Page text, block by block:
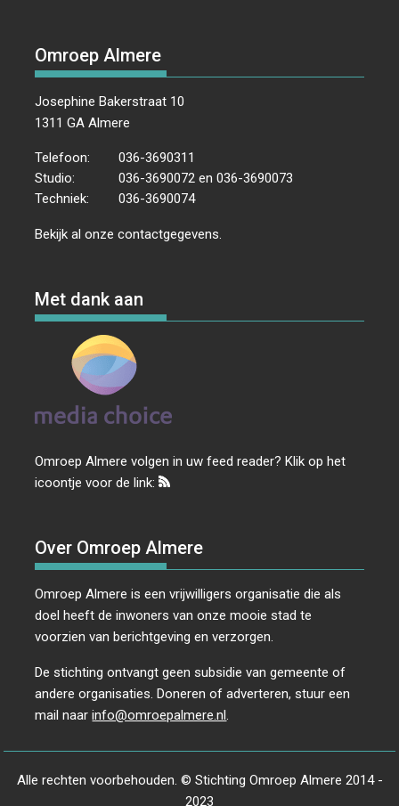
Omroep Almere
Josephine Bakerstraat 10
1311 GA Almere
Telefoon:
036-3690311
Studio:
036-3690072 en 036-3690073
Techniek:
036-3690074
Bekijk al onzecontactgegevens
Met dank aan
Omroep Almere volgen in uw feed reader? Klik op het
icoontje voor de link:
Over Omroep Almere
Omroep Almere is een vrijwilligers organisatie die als
doel heeft de inwoners van onze mooie stad te
voorzien van berichtgeving en verzorgen.
De stichting ontvangt geen subsidie van gemeente of
andere organisaties. Doneren of adverteren, stuur een
mail naarinfo@omroepalmere.nl.
Alle rechten voorbehouden. © Stichting Omroep Almere 2014 -
2023